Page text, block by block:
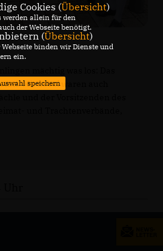
Mit dabei waren auch
Cookies (Übersicht)
werden allein für den
der Webseite benötigt.
(Übersicht)
binden wir Dienste und
ein.
speichern